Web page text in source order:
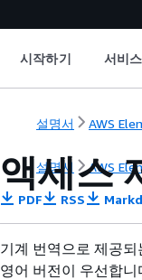
시작하기 서비
설명서 AWS
설명서 AWS
액세스
PDF RSS
기계 번역으로 제공
영어 버전이 우선합니